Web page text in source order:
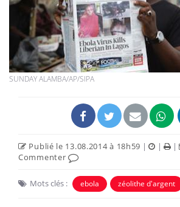
SUNDAY ALAMBA/AP/SIPA
Publié le 13.08.2014 à 18h59 | | |
Commenter
Mots clés : ebola zéolithe d'argent